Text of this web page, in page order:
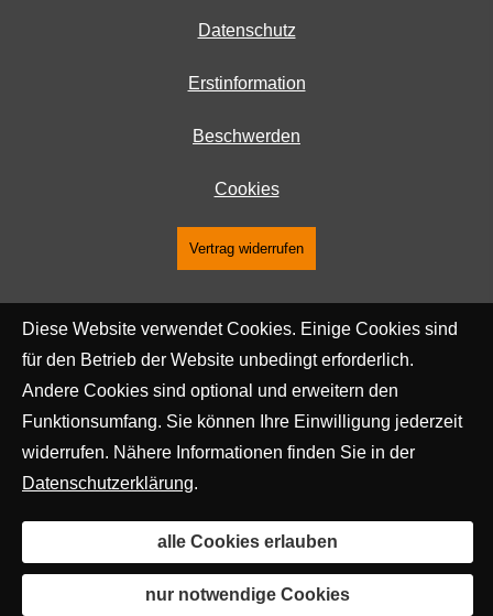
Datenschutz
Erstinformation
Beschwerden
Cookies
Vertrag widerrufen
Diese Website verwendet Cookies. Einige Cookies sind
für den Betrieb der Website unbedingt erforderlich.
Andere Cookies sind optional und erweitern den
Funktionsumfang. Sie können Ihre Einwilligung jederzeit
widerrufen. Nähere Informationen finden Sie in der
Datenschutzerklärung.
alle Cookies erlauben
nur notwendige Cookies